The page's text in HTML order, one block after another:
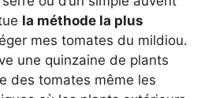
la méthode la plus
mes tomates du mildiou.
une quinzaine de plants
des tomates même les